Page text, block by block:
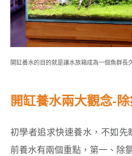
開缸養水的目的就是讓水族箱成為一個魚群長
開缸養水兩大觀念-
初學者追求快速養水，不如先
前養水有兩個重點，第一、除